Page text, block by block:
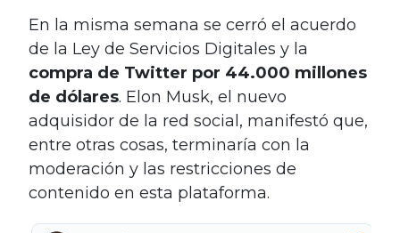
En la misma semana se cerró el acuerdo
de la Ley de Servicios Digitales y la
compra de Twitter por 44.000 millones
de dólares. Elon Musk, el nuevo
adquisidor de la red social, manifestó que,
entre otras cosas, terminaría con la
moderación y las restricciones de
contenido en esta plataforma.